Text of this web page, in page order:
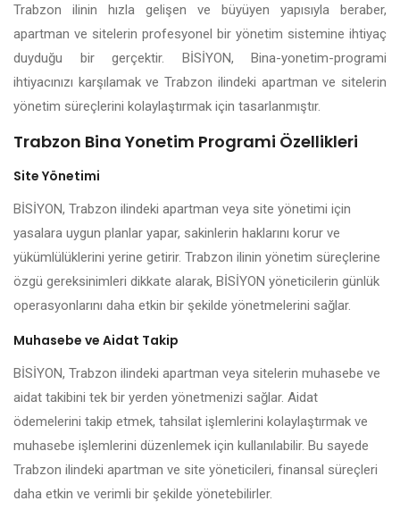
Trabzon ilinin hızla gelişen ve büyüyen yapısıyla beraber,
apartman ve sitelerin profesyonel bir yönetim sistemine ihtiyaç
duyduğu bir gerçektir. BİSİYON, Bina-yonetim-programi
ihtiyacınızı karşılamak ve Trabzon ilindeki apartman ve sitelerin
yönetim süreçlerini kolaylaştırmak için tasarlanmıştır.
Trabzon Bina Yonetim Programi Özellikleri
Site Yönetimi
BİSİYON, Trabzon ilindeki apartman veya site yönetimi için
yasalara uygun planlar yapar, sakinlerin haklarını korur ve
yükümlülüklerini yerine getirir. Trabzon ilinin yönetim süreçlerine
özgü gereksinimleri dikkate alarak, BİSİYON yöneticilerin günlük
operasyonlarını daha etkin bir şekilde yönetmelerini sağlar.
Muhasebe ve Aidat Takip
BİSİYON, Trabzon ilindeki apartman veya sitelerin muhasebe ve
aidat takibini tek bir yerden yönetmenizi sağlar. Aidat
ödemelerini takip etmek, tahsilat işlemlerini kolaylaştırmak ve
muhasebe işlemlerini düzenlemek için kullanılabilir. Bu sayede
Trabzon ilindeki apartman ve site yöneticileri, finansal süreçleri
daha etkin ve verimli bir şekilde yönetebilirler.